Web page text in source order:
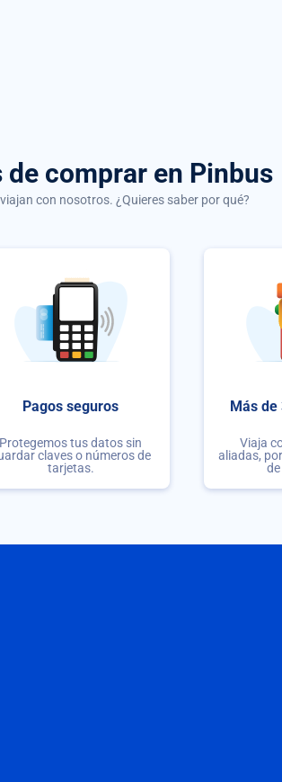
de comprar en Pinbus
con nosotros. ¿Quieres saber por qué?
Pagos seguros
Protegemos tus datos sin
claves o números de
tarjetas.
Más
Viaja
aliadas,